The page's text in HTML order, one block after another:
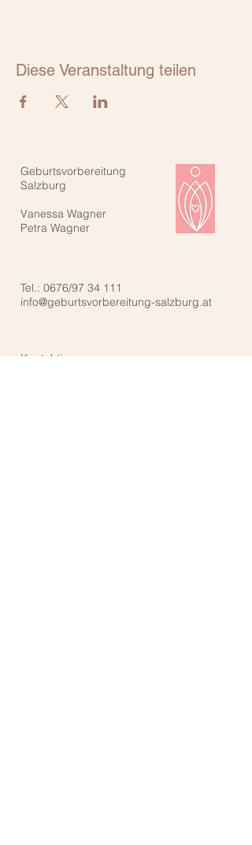
Diese Veranstaltung teilen
Kontaktiere uns:
Geburtsvorbereitung
Salzburg
Vanessa Wagner
Petra Wagner
Tel.: 0676/97 34 111
info@geburtsvorbereitung-salzburg.at